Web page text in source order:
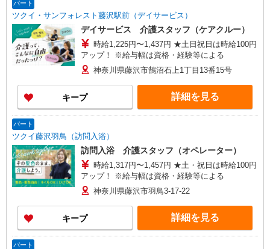
パート
ツクイ・サンフォレスト藤沢駅前（デイサービス）
デイサービス 介護スタッフ（ケアクルー）
時給1,225円〜1,437円 ★土日祝日は時給100円
アップ！ ※給与幅は資格・経験等による
神奈川県藤沢市鵠沼石上1丁目13番15号
キープ 詳細を見る
パート
ツクイ藤沢羽鳥（訪問入浴）
訪問入浴 介護スタッフ（オペレーター）
時給1,317円〜1,457円 ★土・祝日は時給100円
アップ！ ※給与幅は資格・経験等による
神奈川県藤沢市羽鳥3-17-22
キープ 詳細を見る
パート